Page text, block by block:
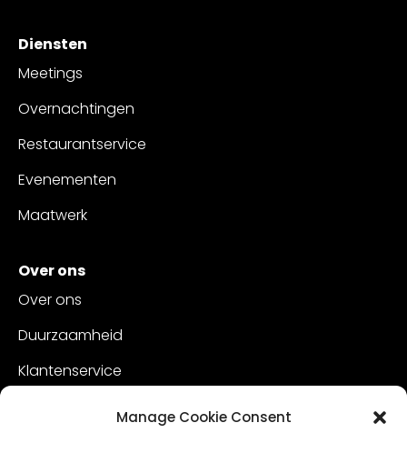
Manage Cookie Consent
Diensten
Meetings
Overnachtingen
Restaurantservice
Evenementen
Maatwerk
Over ons
Over ons
Duurzaamheid
Klantenservice